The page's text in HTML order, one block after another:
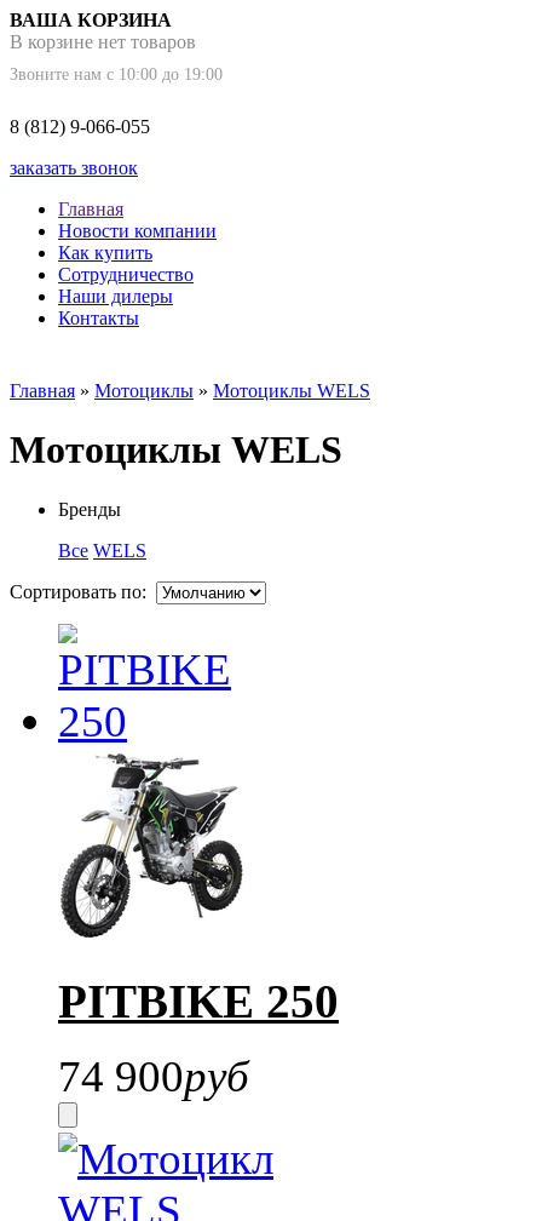
ВАША КОРЗИНА
В корзине нет товаров
Звоните нам с 10:00 до 19:00
8 (812) 9-066-055
заказать звонок
Главная
Новости компании
Как купить
Сотрудничество
Наши дилеры
Контакты
Главная » Мотоциклы » Мотоциклы WELS
Мотоциклы WELS
Бренды
Все WELS
Сортировать по:
PITBIKE 250
74 900руб